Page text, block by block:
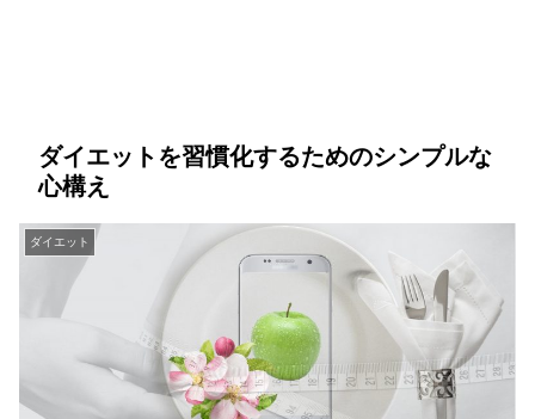
ダイエットを習慣化するためのシンプルな
心構え
ダイエット